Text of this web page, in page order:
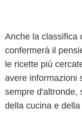
Anche la classifica
confermerà il
le ricette più
avere informazioni
sempre d'altronde,
della cucina e